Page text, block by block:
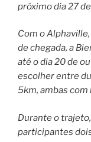
próximo dia 27
Com o
de chegada, a
até o dia 20 de
escolher entre
5km, ambas com
Durante o
participantes